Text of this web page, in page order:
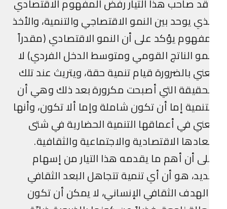
صاحب هذا التيار رفض المفهوم الاقتصادي
يوحد بين النمو الاقتصاجي والتنمية، والأخذ
يؤكد على أن النمو الاقتصادي (مقدراً
الناتج القومي ومتوسط الدخل الفردي) لا
بالضرورة قيام تنمية حقة، ويتريث عند تلك
التي أصبحت مكرورة بعد ذلك وهي أن
إما أن تكون شاملة وإما ألا تكون، وأنها
في أعماقها التنمية الحضارية في شتى
الاقتصادية والاجتماعية والثقافية.
أن أهم ما يقدمه هذا التيار من إسهام
هو أن أي تنمية تتجاهل البعد الثقافي
الثقافي الإنساني، لا يمكن أن تكون